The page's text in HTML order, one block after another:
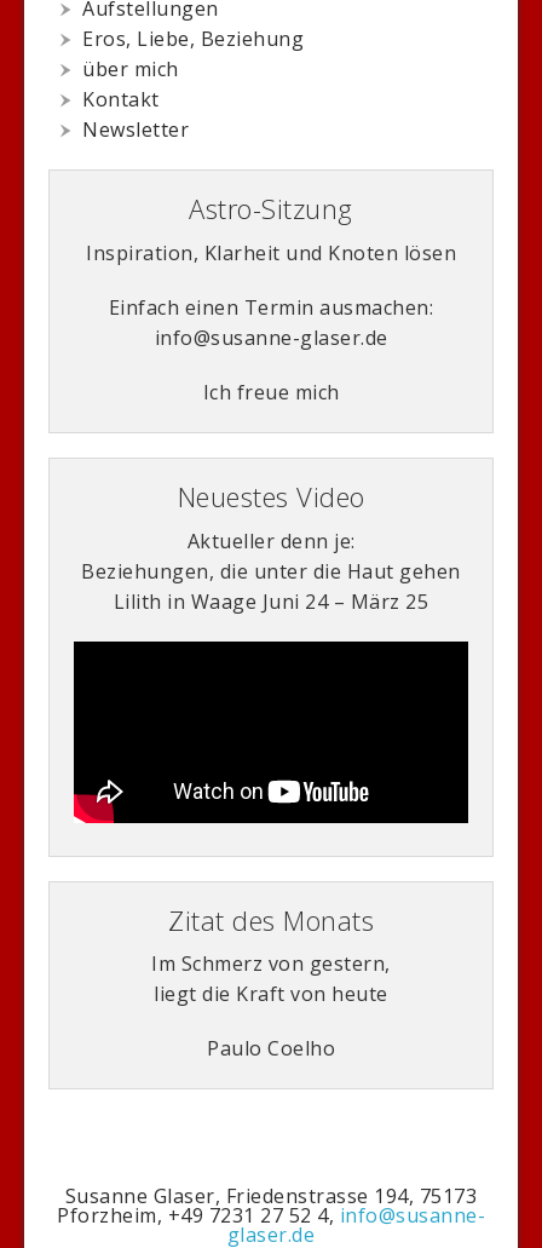
Aufstellungen
Eros, Liebe, Beziehung
über mich
Kontakt
Newsletter
Astro-Sitzung
Inspiration, Klarheit und Knoten lösen
Einfach einen Termin ausmachen:
info@susanne-glaser.de
Ich freue mich
Neuestes Video
Aktueller denn je:
Beziehungen, die unter die Haut gehen
Lilith in Waage Juni 24 – März 25
Zitat des Monats
Im Schmerz von gestern,
liegt die Kraft von heute
Paulo Coelho
Susanne Glaser, Friedenstrasse 194, 75173
Pforzheim, +49 7231 27 52 4, info@susanne-
glaser.de